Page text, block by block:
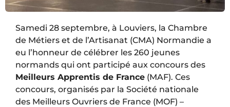
Samedi 28 septembre, à Louviers, la Chambre
de Métiers et de l’Artisanat (CMA) Normandie a
eu l’honneur de célébrer les 260 jeunes
normands qui ont participé aux concours des
Meilleurs Apprentis de France (MAF). Ces
concours, organisés par la Société nationale
des Meilleurs Ouvriers de France (MOF) –